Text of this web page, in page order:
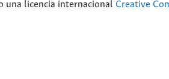
una licencia internacional Creative